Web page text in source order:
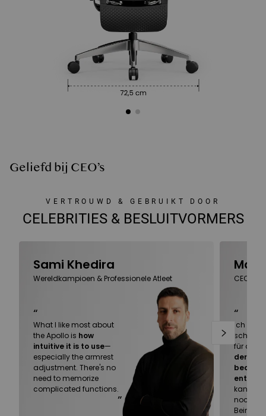
Geliefd bij CEO’s
VERTROUWD & GEBRUIKT DOOR
CELEBRITIES & BESLUITVORMERS
Sami Khedira
Wereldkampioen & Professionele Atleet
“
What I like most about
the Apollo is how
intuitive it is to use—
especially the armrest
adjustment. There's no
need to memorize
complicated functions.
”
CEO van
“
Ich
für alle
der
kann
noch